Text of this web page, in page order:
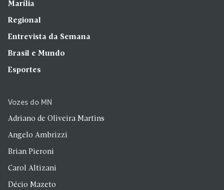
Marília
Regional
Entrevista da Semana
Brasil e Mundo
Esportes
Vozes do MN
Adriano de Oliveira Martins
Angelo Ambrizzi
Brian Pieroni
Carol Altizani
Décio Mazeto